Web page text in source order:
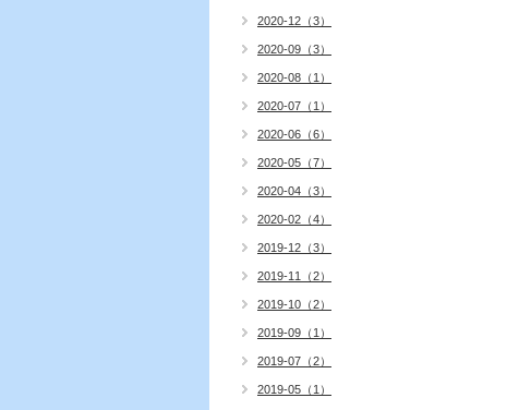
2020-12（3）
2020-09（3）
2020-08（1）
2020-07（1）
2020-06（6）
2020-05（7）
2020-04（3）
2020-02（4）
2019-12（3）
2019-11（2）
2019-10（2）
2019-09（1）
2019-07（2）
2019-05（1）